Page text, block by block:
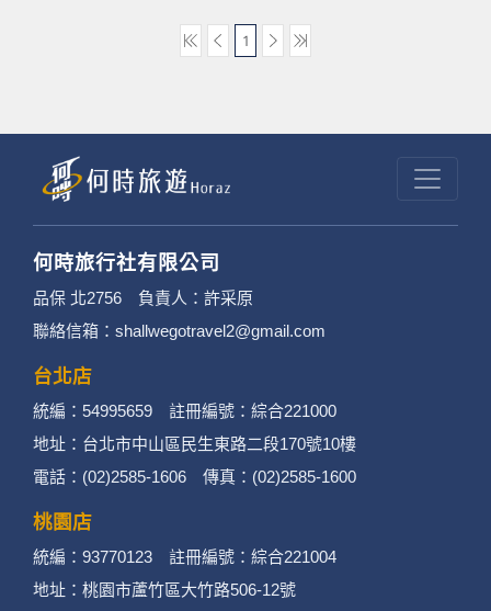
1
何時旅行社有限公司
品保 北2756 負責人：許采原
聯絡信箱：shallwegotravel2@gmail.com
台北店
統編：54995659 註冊編號：綜合221000
地址：台北市中山區民生東路二段170號10樓
電話：(02)2585-1606 傳真：(02)2585-1600
桃園店
統編：93770123 註冊編號：綜合221004
地址：桃園市蘆竹區大竹路506-12號